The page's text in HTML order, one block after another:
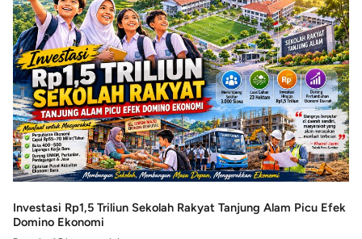
Investasi Rp1,5 Triliun Sekolah Rakyat Tanjung Alam Picu Efek
Domino Ekonomi